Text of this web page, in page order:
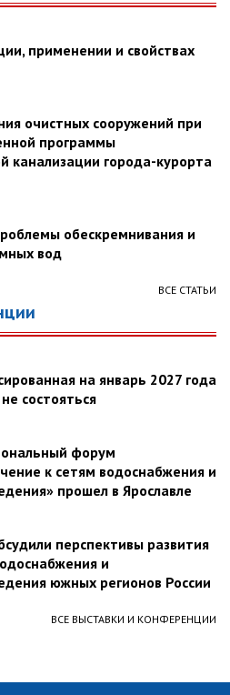
применении и свойствах
очистных сооружений при
программы
канализации города-курорта
обескремнивания и
вод
ВСЕ СТАТЬИ
на январь 2027 года
состояться
форум
к сетям водоснабжения и
прошел в Ярославле
перспективы развития
и
южных регионов России
ВСЕ ВЫСТАВКИ И КОНФЕРЕНЦИИ